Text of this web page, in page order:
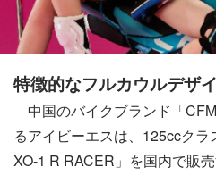
特徴的なフルカウルデザ
中国のバイクブランド「
るアイビーエスは、125ccク
XO-1 R RACER」を国内で販